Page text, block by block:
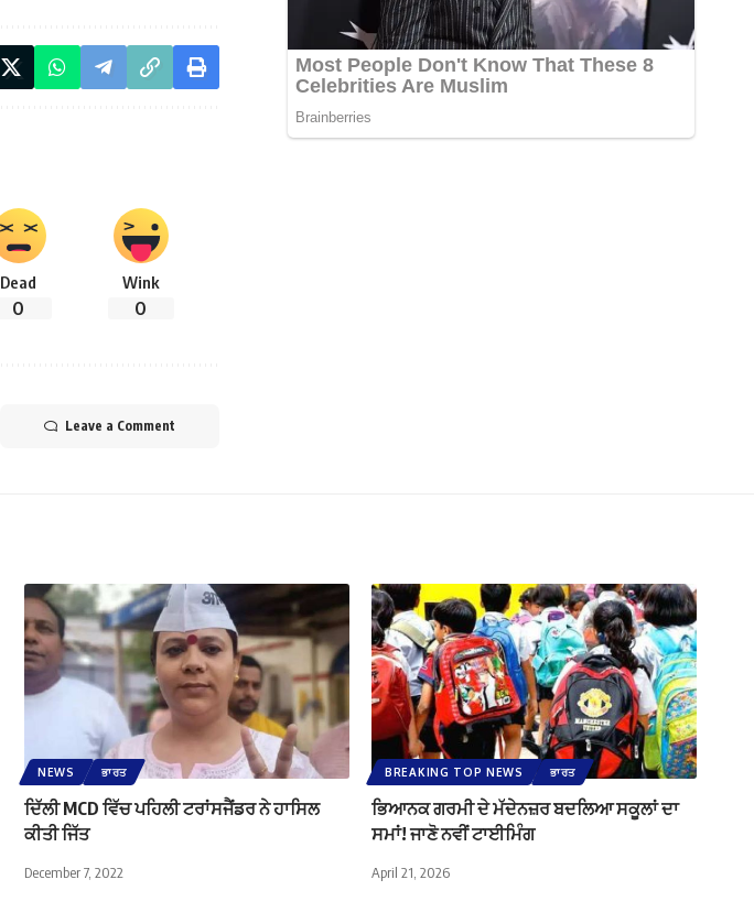
Dead
0
Wink
0
Leave a Comment
NEWS ਭਾਰਤ
ਦਿੱਲੀ MCD ਵਿੱਚ ਪਹਿਲੀ ਟਰਾਂਸਜੈਂਡਰ ਨੇ ਹਾਸਿਲ
ਕੀਤੀ ਜਿੱਤ
December 7, 2022
BREAKING TOP NEWS ਭਾਰਤ
ਭਿਆਨਕ ਗਰਮੀ ਦੇ ਮੱਦੇਨਜ਼ਰ ਬਦਲਿਆ ਸਕੂਲਾਂ ਦਾ
ਸਮਾਂ! ਜਾਣੋ ਨਵੀਂ ਟਾਈਮਿੰਗ
April 21, 2026